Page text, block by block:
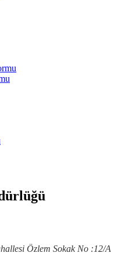
Özlem Sokak No :12/A